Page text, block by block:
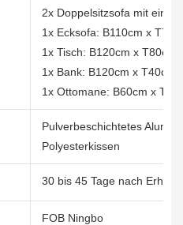
2x Doppelsitzsofa mit
1x Ecksofa: B110cm x
1x Tisch: B120cm x T80cm
1x Bank: B120cm x T40cm
1x Ottomane: B60cm x
Pulverbeschichtetes
Polyesterkissen
30 bis 45 Tage nach Erhalt
FOB Ningbo